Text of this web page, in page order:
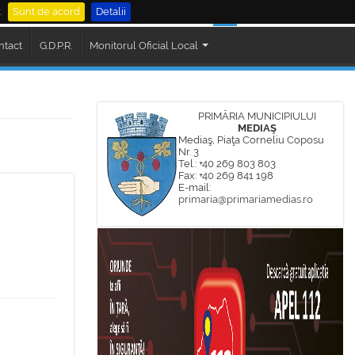
Sunt de acord Detalii
Mediaș Cautare
G.D.P.R. Monitorul Oficial Local
PRIMĂRIA MUNICIPIULUI
MEDIAŞ
Mediaş, Piaţa Corneliu Coposu
Nr. 3
Tel.: +40 269 803 803
Fax: +40 269 841 198
E-mail:
primaria@primariamedias.ro